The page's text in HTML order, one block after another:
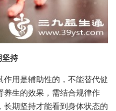
坚持
作用是辅助性的，不能替代健
养生的效果，需结合规律作
长期坚持才能看到身体状态的